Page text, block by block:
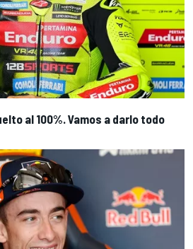
al 100%. Vamos a darlo todo